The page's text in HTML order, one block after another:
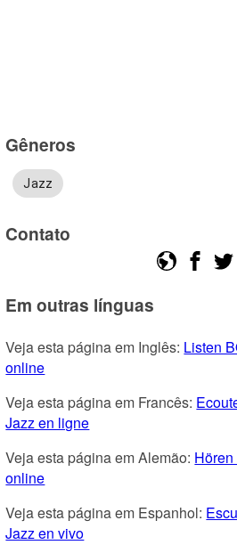
Gêneros
Jazz
Contato
Em outras línguas
Veja esta página em Inglês: Listen
online
Veja esta página em Francês:
Jazz en ligne
Veja esta página em Alemão:
online
Veja esta página em Espanhol:
Jazz en vivo